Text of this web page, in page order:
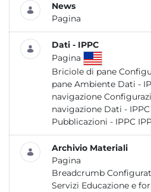
News
Pagina
Dati - IPPC
Pagina
Briciole di pane
pane Ambiente Dati -
navigazione
navigazione Dati -
Pubblicazioni - IPPC
Archivio Materiali
Pagina
Breadcrumb
Servizi Educazione e